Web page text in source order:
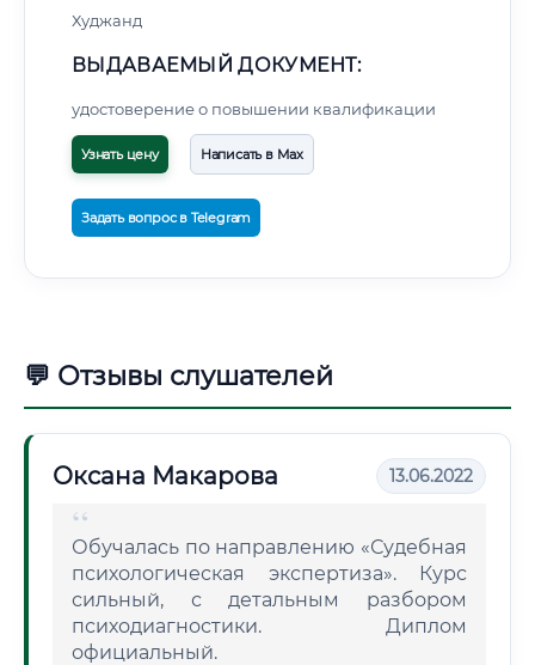
Худжанд
ВЫДАВАЕМЫЙ ДОКУМЕНТ:
удостоверение о повышении квалификации
Узнать цену Написать в Max
Задать вопрос в Telegram
💬 Отзывы слушателей
Оксана Макарова 13.06.2022
Обучалась по направлению «Судебная
психологическая экспертиза». Курс
сильный, с детальным разбором
психодиагностики. Диплом
официальный.